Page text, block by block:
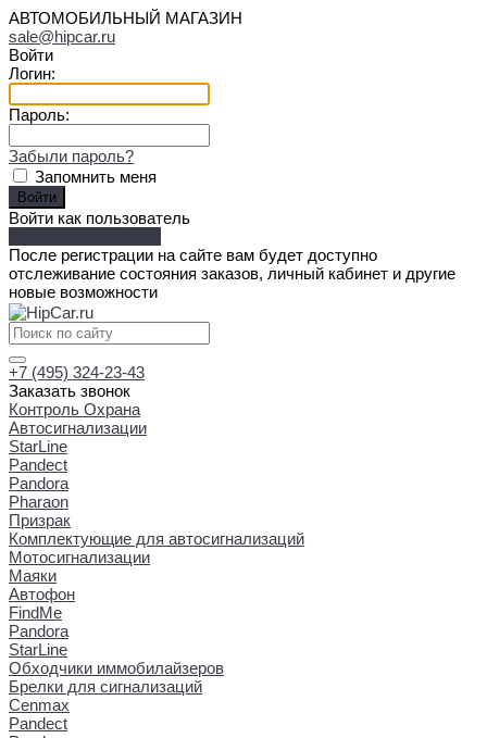
АВТОМОБИЛЬНЫЙ МАГАЗИН
sale@hipcar.ru
Войти
Логин:
Пароль:
Забыли пароль?
Запомнить меня
Войти как пользователь
После регистрации на сайте вам будет доступно
отслеживание состояния заказов, личный кабинет и другие
новые возможности
+7 (495) 324-23-43
Заказать звонок
Контроль Охрана
Автосигнализации
StarLine
Pandect
Pandora
Pharaon
Призрак
Комплектующие для автосигнализаций
Мотосигнализации
Маяки
Автофон
FindMe
Pandora
StarLine
Обходчики иммобилайзеров
Брелки для сигнализаций
Cenmax
Pandect